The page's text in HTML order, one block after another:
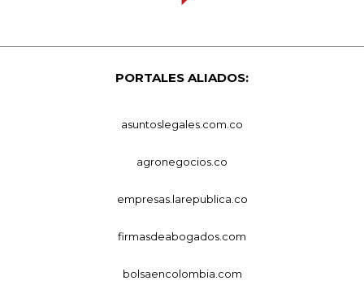
PORTALES ALIADOS:
asuntoslegales.com.co
agronegocios.co
empresas.larepublica.co
firmasdeabogados.com
bolsaencolombia.com